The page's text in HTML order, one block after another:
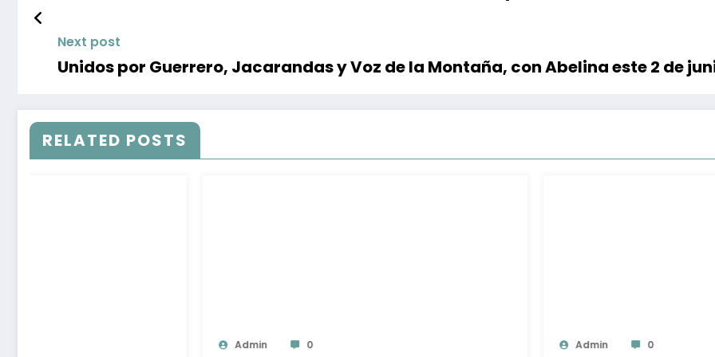
Next post
Unidos por Guerrero, Jacarandas y Voz de la Montaña, con Abelina este 2 de
RELATED POSTS